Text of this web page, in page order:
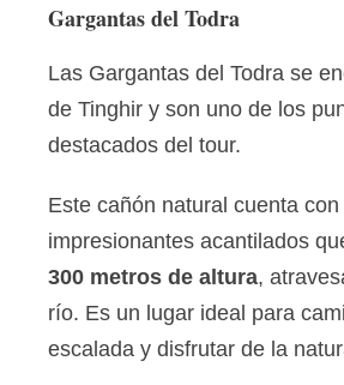
Gargantas del Todra
Las Gargantas del Todra se
de Tinghir y son uno de los
destacados del tour.
Este cañón natural cuenta con
impresionantes acantilados
300 metros de altura,
río. Es un lugar ideal para
escalada y disfrutar de la